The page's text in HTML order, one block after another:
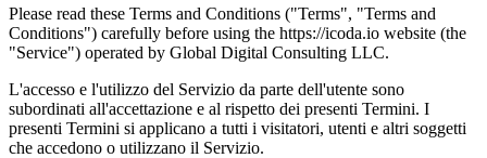
Please read these Terms and Conditions ("Terms", "Terms and
Conditions") carefully before using the https://icoda.io website (the
"Service") operated by Global Digital Consulting LLC.
L'accesso e l'utilizzo del Servizio da parte dell'utente sono
subordinati all'accettazione e al rispetto dei presenti Termini. I
presenti Termini si applicano a tutti i visitatori, utenti e altri soggetti
che accedono o utilizzano il Servizio.